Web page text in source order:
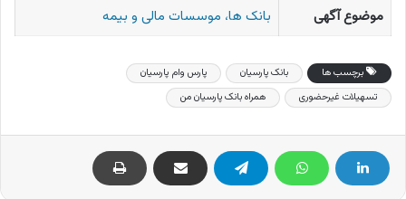
موضوع آگهی
بانک ها، موسسات مالی و بیمه
برچسب ها بانک پارسیان
پارس وام پارسیان
تسهیلات غیرحضوری
همراه بانک پارسیان من